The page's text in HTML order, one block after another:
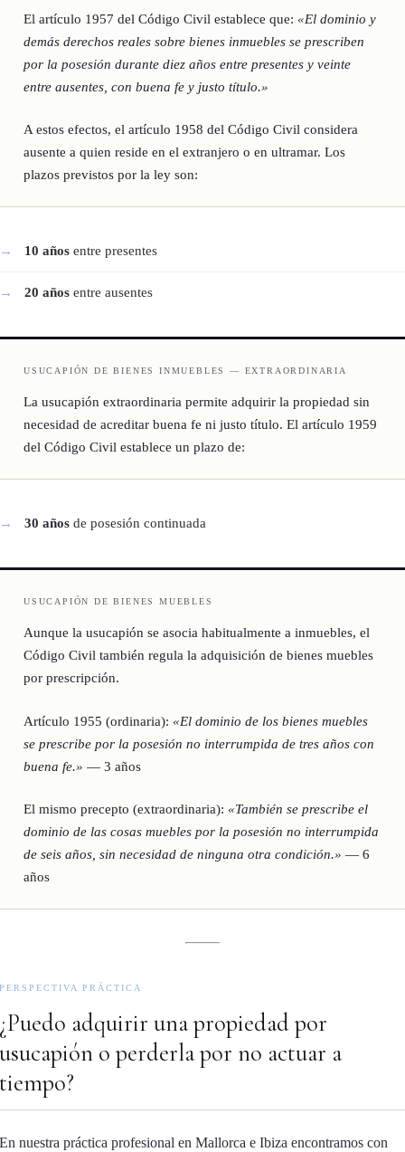
El artículo 1957 del Código Civil establece que: «El dominio y
demás derechos reales sobre bienes inmuebles se prescriben
por la posesión durante diez años entre presentes y veinte
entre ausentes, con buena fe y justo título.»
A estos efectos, el artículo 1958 del Código Civil considera
ausente a quien reside en el extranjero o en ultramar. Los
plazos previstos por la ley son:
10 añosentre presentes
20 añosentre ausentes
USUCAPIÓN DE BIENES INMUEBLES — EXTRAORDINARIA
La usucapión extraordinaria permite adquirir la propiedad sin
necesidad de acreditar buena fe ni justo título. El artículo 1959
del Código Civil establece un plazo de:
30 añosde posesión continuada
USUCAPIÓN DE BIENES MUEBLES
Aunque la usucapión se asocia habitualmente a inmuebles, el
Código Civil también regula la adquisición de bienes muebles
por prescripción.
Artículo 1955 (ordinaria): «El dominio de los bienes muebles
se prescribe por la posesión no interrumpida de tres años con
buena fe.» — 3 años
El mismo precepto (extraordinaria): «También se prescribe el
dominio de las cosas muebles por la posesión no interrumpida
de seis años, sin necesidad de ninguna otra condición.» — 6
años
PRÁCTICA
adquirir una propiedad por
o perderla por no actuar a
nuestra práctica profesional en Mallorca e Ibiza encontramos con